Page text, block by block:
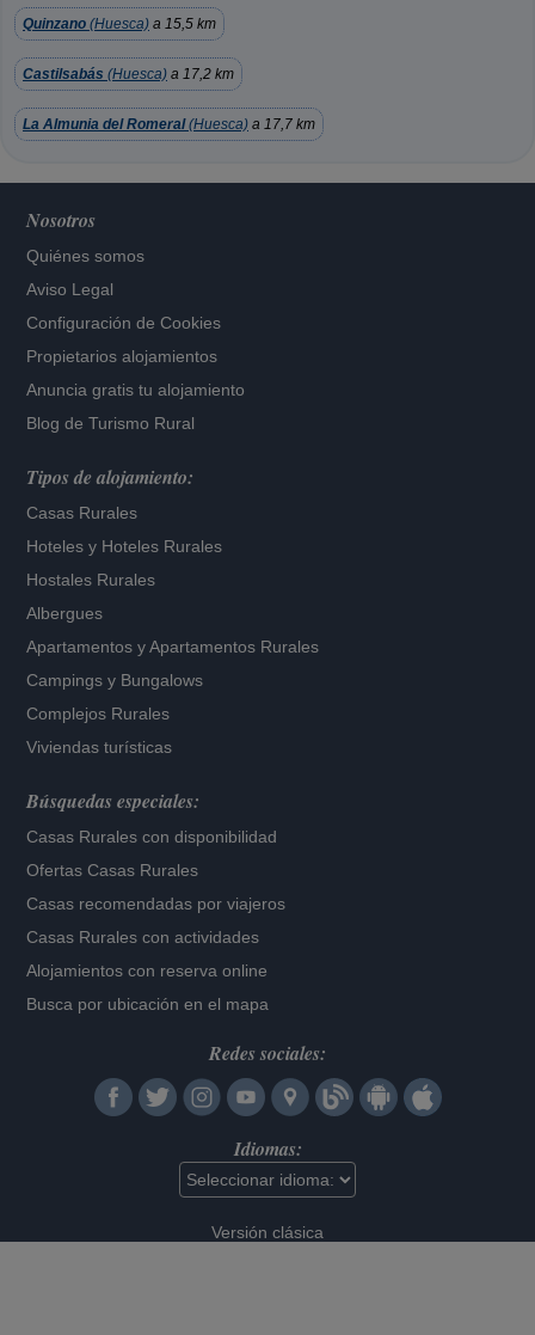
Quinzano (Huesca) a 15,5 km
Castilsabás (Huesca) a 17,2 km
La Almunia del Romeral(Huesca) a 17,7 km
Nosotros
Quiénes somos
Aviso Legal
Configuración de Cookies
Propietarios alojamientos
Anuncia gratis tu alojamiento
Blog de Turismo Rural
Tipos de alojamiento:
Casas Rurales
Hoteles y Hoteles Rurales
Hostales Rurales
Albergues
Apartamentos yApartamentos Rurales
Campings y Bungalows
Complejos Rurales
Viviendas turísticas
Búsquedas especiales:
Casas Rurales con disponibilidad
Ofertas Casas Rurales
Casas recomendadas por viajeros
Casas Rurales con actividades
Alojamientos con reserva online
Busca por ubicación en el mapa
Redes sociales:
Idiomas:
Versión clásica